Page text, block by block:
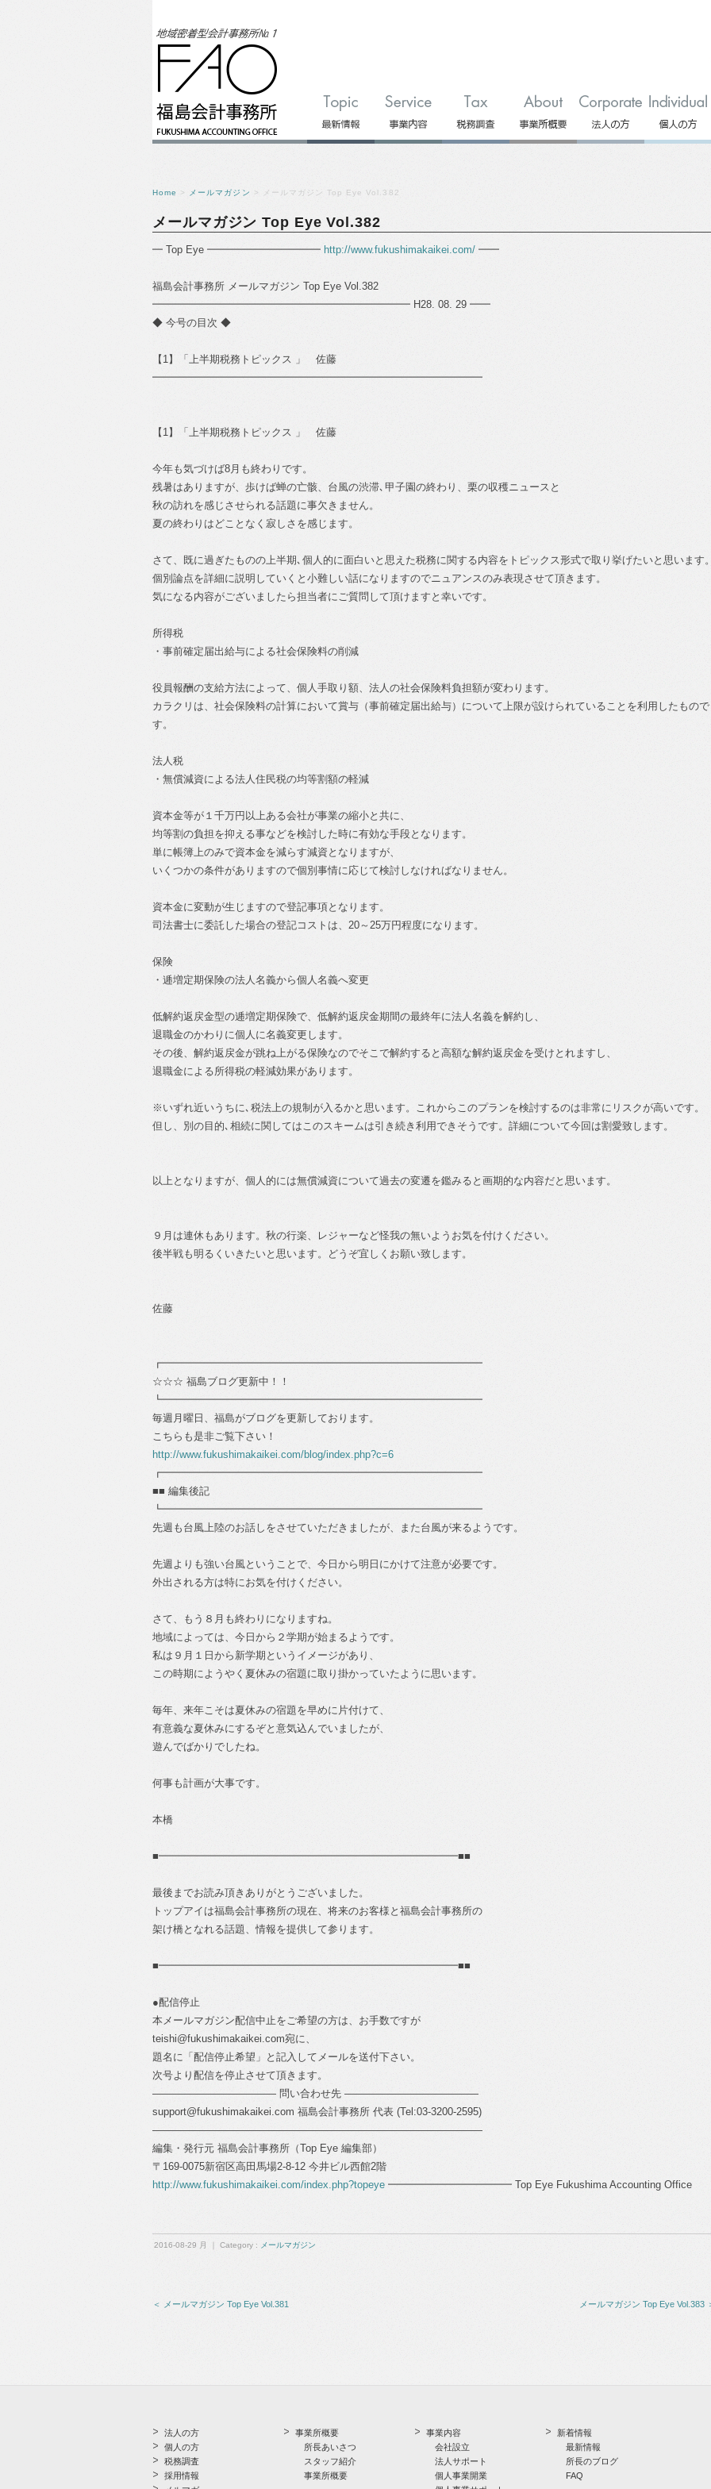
Home > メールマガジン > メールマガジン Top Eye Vol.382
メールマガジン Top Eye Vol.382
━ Top Eye ━━━━━━━━━━━ http://www.fukushimakaikei.com/ ━━
福島会計事務所 メールマガジン Top Eye Vol.382
━━━━━━━━━━━━━━━━━━━━━━━━━ H28. 08. 29 ━━
◆ 今号の目次 ◆
【1】「上半期税務トピックス 」 佐藤
━━━━━━━━━━━━━━━━━━━━━━━━━━━━━━━━
【1】「上半期税務トピックス 」 佐藤
今年も気づけば8月も終わりです。
残暑はありますが、歩けば蝉の亡骸、台風の渋滞､甲子園の終わり、栗の収穫ニュースと
秋の訪れを感じさせられる話題に事欠きません。
夏の終わりはどことなく寂しさを感じます。
さて、既に過ぎたものの上半期､個人的に面白いと思えた税務に関する内容をトピックス形式で取り挙げたいと思います
個別論点を詳細に説明していくと小難しい話になりますのでニュアンスのみ表現させて頂きます。
気になる内容がございましたら担当者にご質問して頂けますと幸いです。
所得税
・事前確定届出給与による社会保険料の削減
役員報酬の支給方法によって、個人手取り額、法人の社会保険料負担額が変わります。
カラクリは、社会保険料の計算において賞与（事前確定届出給与）について上限が設けられていることを利用したもので
す。
法人税
・無償減資による法人住民税の均等割額の軽減
資本金等が１千万円以上ある会社が事業の縮小と共に、
均等割の負担を抑える事などを検討した時に有効な手段となります。
単に帳簿上のみで資本金を減らす減資となりますが、
いくつかの条件がありますので個別事情に応じて検討しなければなりません。
資本金に変動が生じますので登記事項となります。
司法書士に委託した場合の登記コストは、20～25万円程度になります。
保険
・逓増定期保険の法人名義から個人名義へ変更
低解約返戻金型の逓増定期保険で、低解約返戻金期間の最終年に法人名義を解約し、
退職金のかわりに個人に名義変更します。
その後、解約返戻金が跳ね上がる保険なのでそこで解約すると高額な解約返戻金を受けとれますし、
退職金による所得税の軽減効果があります。
※いずれ近いうちに､税法上の規制が入るかと思います。これからこのプランを検討するのは非常にリスクが高いです。
但し、別の目的､相続に関してはこのスキームは引き続き利用できそうです。詳細について今回は割愛致します。
以上となりますが、個人的には無償減資について過去の変遷を鑑みると画期的な内容だと思います。
９月は連休もあります。秋の行楽、レジャーなど怪我の無いようお気を付けください。
後半戦も明るくいきたいと思います。どうぞ宜しくお願い致します。
佐藤
┏━━━━━━━━━━━━━━━━━━━━━━━━━━━━━━━
☆☆☆ 福島ブログ更新中！！
┗━━━━━━━━━━━━━━━━━━━━━━━━━━━━━━━
毎週月曜日、福島がブログを更新しております。
こちらも是非ご覧下さい！
http://www.fukushimakaikei.com/blog/index.php?c=6
┏━━━━━━━━━━━━━━━━━━━━━━━━━━━━━━━
■■ 編集後記
┗━━━━━━━━━━━━━━━━━━━━━━━━━━━━━━━
先週も台風上陸のお話しをさせていただきましたが、また台風が来るようです。
先週よりも強い台風ということで、今日から明日にかけて注意が必要です。
外出される方は特にお気を付けください。
さて、もう８月も終わりになりますね。
地域によっては、今日から２学期が始まるようです。
私は９月１日から新学期というイメージがあり、
この時期にようやく夏休みの宿題に取り掛かっていたように思います。
毎年、来年こそは夏休みの宿題を早めに片付けて、
有意義な夏休みにするぞと意気込んでいましたが、
遊んでばかりでしたね。
何事も計画が大事です。
本橋
■━━━━━━━━━━━━━━━━━━━━━━━━━━━━━■■
最後までお読み頂きありがとうございました。
トップアイは福島会計事務所の現在、将来のお客様と福島会計事務所の
架け橋となれる話題、情報を提供して参ります。
■━━━━━━━━━━━━━━━━━━━━━━━━━━━━━■■
●配信停止
本メールマガジン配信中止をご希望の方は、お手数ですが
teishi@fukushimakaikei.com宛に、
題名に「配信停止希望」と記入してメールを送付下さい。
次号より配信を停止させて頂きます。
―――――――――――― 問い合わせ先 ―――――――――――――
support@fukushimakaikei.com 福島会計事務所 代表 (Tel:03-3200-2595)
――――――――――――――――――――――――――――――――
編集・発行元 福島会計事務所（Top Eye 編集部）
〒169-0075新宿区高田馬場2-8-12 今井ビル西館2階
http://www.fukushimakaikei.com/index.php?topeye ━━━━━━━━━━━━ Top Eye Fukushima Accounting Office
2016-08-29 月 ｜ Category : メールマガジン
＜ メールマガジン Top Eye Vol.381 メールマガジン Top Eye Vol.383
法人の方
個人の方
税務調査
採用情報
事業所概要
所長あいさつ
スタッフ紹介
事業所概要
事業内容
会社設立
法人サポート
個人事業開業
新着情報
最新情報
所長のブログ
FAQ